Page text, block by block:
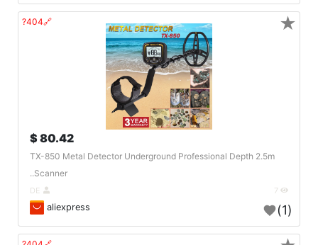
🔗404?
80.42 $
TX-850 Metal Detector Underground Professional Depth 2.5m
Scanner..
aliexpress (1)
★